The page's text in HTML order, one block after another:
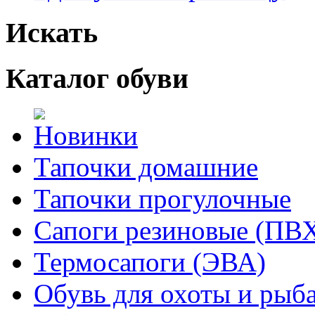
Искать
Каталог обуви
Тапочки домашние
Тапочки прогулочные
Сапоги резиновые
Термосапоги (ЭВА)
Обувь для охоты и